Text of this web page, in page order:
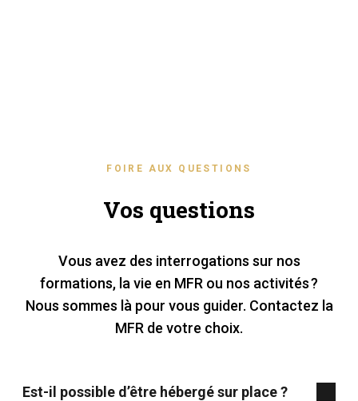
FOIRE AUX QUESTIONS
Vos questions
Vous avez des interrogations sur nos
formations, la vie en MFR ou nos activités ?
Nous sommes là pour vous guider. Contactez la
MFR de votre choix.
Est-il possible d’être hébergé sur place ?